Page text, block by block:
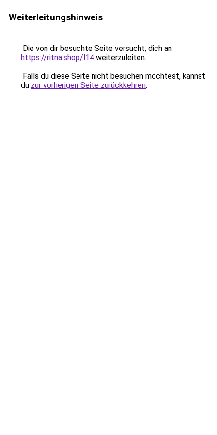
Weiterleitungshinweis
Die von dir besuchte Seite versucht, dich an
https://ritna.shop/l14 weiterzuleiten.
Falls du diese Seite nicht besuchen möchtest, kannst
du zur vorherigen Seite zurückkehren.